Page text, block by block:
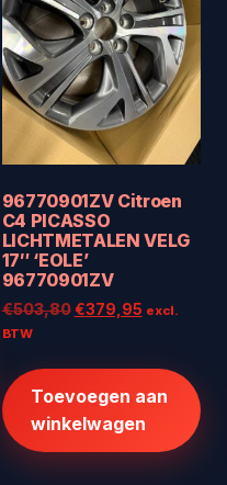
96770901ZV Citroen
C4 PICASSO
LICHTMETALEN VELG
17″ ‘EOLE’
96770901ZV
€503,80 Oorspronkelijke
€379,95Huidige
€379,95.
excl.
BTW
Toevoegen aan
winkelwagen